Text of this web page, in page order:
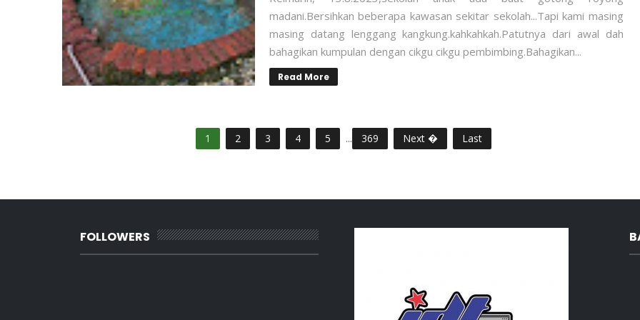
madani.Bersihkan beberapa kawasan sekitar sekolah...Tapi kami masing
masing datang lenggang kangkung.kahkahkah.Patutnya dari awal dah
bahagikan kumpulan dengan cikgu cikgu pembimbing.Bahagikan...
Read More
1 2 3 4 5 ... 369 Next � Last
FOLLOWERS